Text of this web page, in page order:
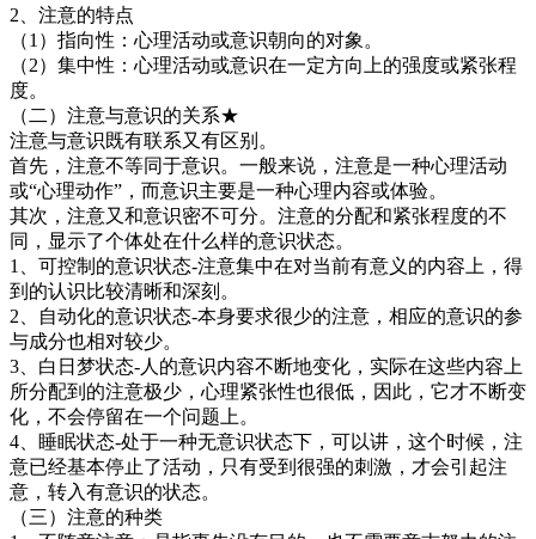
2、注意的特点
（1）指向性：心理活动或意识朝向的对象。
（2）集中性：心理活动或意识在一定方向上的强度或紧张程
度。
（二）注意与意识的关系★
注意与意识既有联系又有区别。
首先，注意不等同于意识。一般来说，注意是一种心理活动
或“心理动作”，而意识主要是一种心理内容或体验。
其次，注意又和意识密不可分。注意的分配和紧张程度的不
同，显示了个体处在什么样的意识状态。
1、可控制的意识状态-注意集中在对当前有意义的内容上，得
到的认识比较清晰和深刻。
2、自动化的意识状态-本身要求很少的注意，相应的意识的参
与成分也相对较少。
3、白日梦状态-人的意识内容不断地变化，实际在这些内容上
所分配到的注意极少，心理紧张性也很低，因此，它才不断变
化，不会停留在一个问题上。
4、睡眠状态-处于一种无意识状态下，可以讲，这个时候，注
意已经基本停止了活动，只有受到很强的刺激，才会引起注
意，转入有意识的状态。
（三）注意的种类